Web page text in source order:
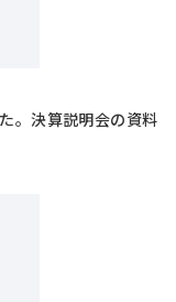
。決算説明会の資料